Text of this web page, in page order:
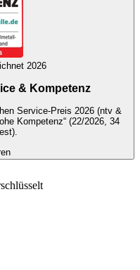
2026
& Kompetenz
Service-Preis 2026 (ntv &
Kompetenz“ (22/2026, 34